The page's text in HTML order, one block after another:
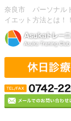
奈良市 パーソナル
イエット方法とは！！